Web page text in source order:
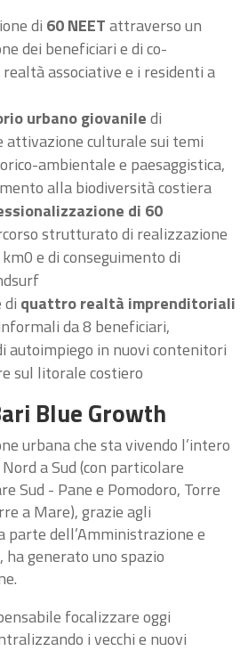
di 60 NEETattraverso un
dei beneficiari e di co-
associative e i residenti a
urbano giovaniledi
attivazione culturale sui temi
ambientale e paesaggistica,
alla biodiversità costiera
di 60
strutturato di realizzazione
e di conseguimento di
di quattro realtà imprenditoriali
da 8 beneficiari,
in nuovi contenitori
sul litorale costiero
Blue Growth
urbana che sta vivendo l’intero
Nord a Sud (con particolare
Sud - Pane e Pomodoro, Torre
a Mare), grazie agli
parte dell’Amministrazione e
generato uno spazio
focalizzare oggi
i vecchi e nuovi